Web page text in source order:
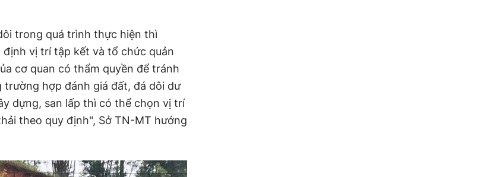
trong quá trình thực hiện thì
vị trí tập kết và tổ chức quản
cơ quan có thẩm quyền để tránh
hợp đánh giá đất, đá dôi dư
dựng, san lấp thì có thể chọn vị trí
theo quy định", Sở TN-MT hướng